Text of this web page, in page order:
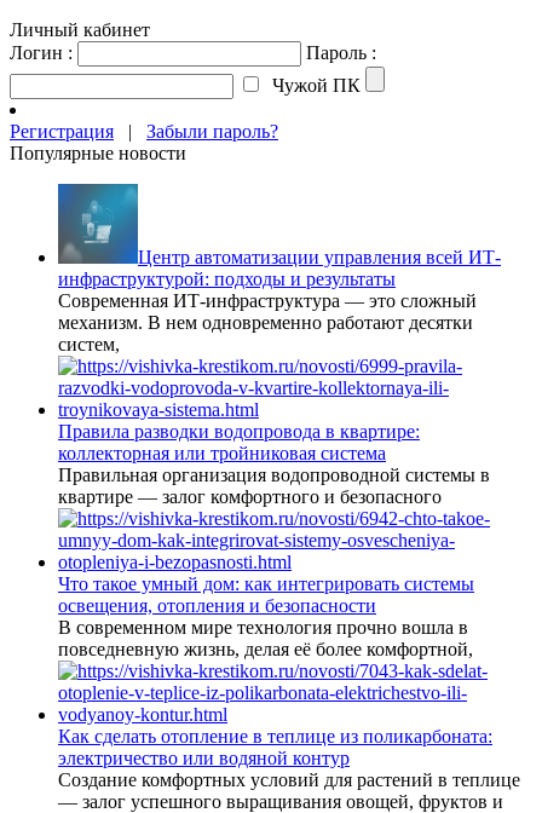
Личный кабинет
Логин :
Пароль :
Чужой ПК
Регистрация | Забыли пароль?
Популярные новости
Центр автоматизации управления всей ИТ-
инфраструктурой: подходы и результаты
Современная ИТ-инфраструктура — это сложный
механизм. В нем одновременно работают десятки
систем,
Правила разводки водопровода в квартире:
коллекторная или тройниковая система
Правильная организация водопроводной системы в
квартире — залог комфортного и безопасного
Что такое умный дом: как интегрировать системы
освещения, отопления и безопасности
В современном мире технология прочно вошла в
повседневную жизнь, делая её более комфортной,
Как сделать отопление в теплице из поликарбоната:
электричество или водяной контур
Создание комфортных условий для растений в теплице
— залог успешного выращивания овощей, фруктов и